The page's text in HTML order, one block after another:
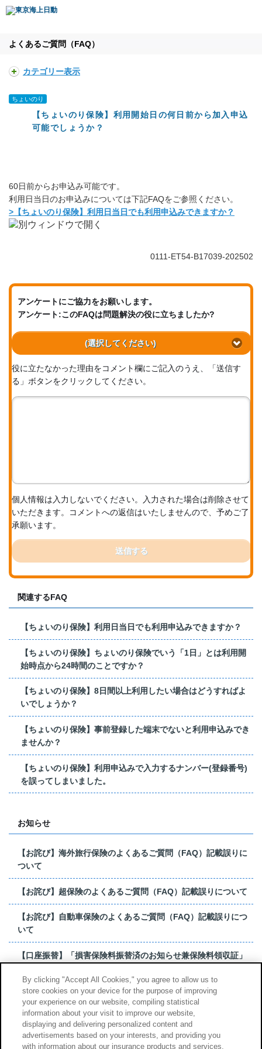
よくあるご質問（FAQ）
カテゴリー表示
ちょいのり
【ちょいのり保険】利用開始日の何日前から加入申込
可能でしょうか？
60日前からお申込み可能です。
利用日当日のお申込みについては下記FAQをご参照ください。
>【ちょいのり保険】利用日当日でも利用申込みできますか？
0111-ET54-B17039-202502
アンケートにご協力をお願いします。
アンケート:このFAQは問題解決の役に立ちましたか?
(選択してください)
役に立たなかった理由をコメント欄にご記入のうえ、「送信す
る」ボタンをクリックしてください。
個人情報は入力しないでください。入力された場合は削除させて
いただきます。コメントへの返信はいたしませんので、予めご了
承願います。
送信する
関連するFAQ
【ちょいのり保険】利用日当日でも利用申込みできますか？
【ちょいのり保険】ちょいのり保険でいう「1日」とは利用開
始時点から24時間のことですか？
【ちょいのり保険】8日間以上利用したい場合はどうすればよ
いでしょうか？
【ちょいのり保険】事前登録した端末でないと利用申込みでき
ませんか？
【ちょいのり保険】利用申込みで入力するナンバー(登録番号)
を誤ってしまいました。
お知らせ
【お詫び】海外旅行保険のよくあるご質問（FAQ）記載誤りに
ついて
【お詫び】超保険のよくあるご質問（FAQ）記載誤りについて
【お詫び】自動車保険のよくあるご質問（FAQ）記載誤りにつ
いて
【口座振替】「損害保険料振替済のお知らせ兼保険料領収証」
【お詫び】超保険のよくあるご質問（FAQ）記載誤りについて
もっと見る
By clicking "Accept All Cookies," you agree to allow us to
store cookies on your device for the purpose of improving
your experience on our website, compiling statistical
information about your visit to improve our website,
displaying and delivering personalized content and
advertisements based on your interests, and providing you
with information about our insurance products and services.